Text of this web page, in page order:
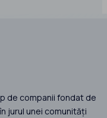
de companii fondat de
jurul unei comunități